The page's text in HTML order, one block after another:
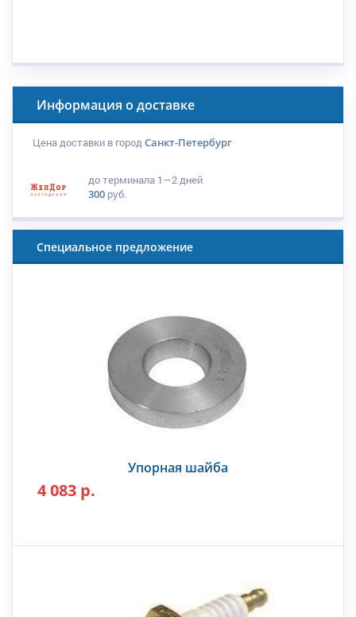
Информация о доставке
Цена доставки в городСанкт-Петербург
до терминала 1—2 дней
300 руб.
Специальное предложение
Упорная шайба
4 083 р.